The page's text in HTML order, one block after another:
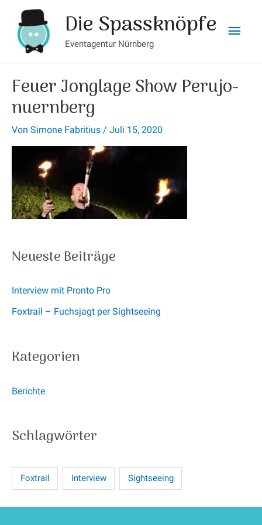
Inhalt
springen
Die Spassknöpfe
Eventagentur Nürnberg
Feuer Jonglage Show Perujo-
nuernberg
Von Simone Fabritius / Juli 15, 2020
Neueste Beiträge
Interview mit Pronto Pro
Foxtrail – Fuchsjagt per Sightseeing
Kategorien
Berichte
Schlagwörter
Foxtrail Interview Sightseeing